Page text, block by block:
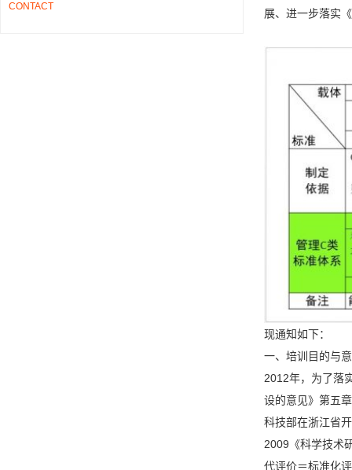
CONTACT
展、进一步落实
现通知如下：
一、培训目的与
2012年，为了落
设的意见》第五
科技部在浙江省
2009《科学技术
代评价＝标准化